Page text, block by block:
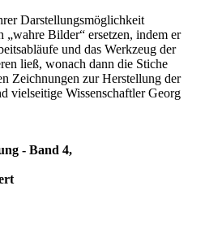
Darstellungsmöglichkeit
„wahre Bilder“ ersetzen, indem er
und das Werkzeug der
ließ, wonach dann die Stiche
Zeichnungen zur Herstellung der
vielseitige Wissenschaftler Georg
- Band 4,